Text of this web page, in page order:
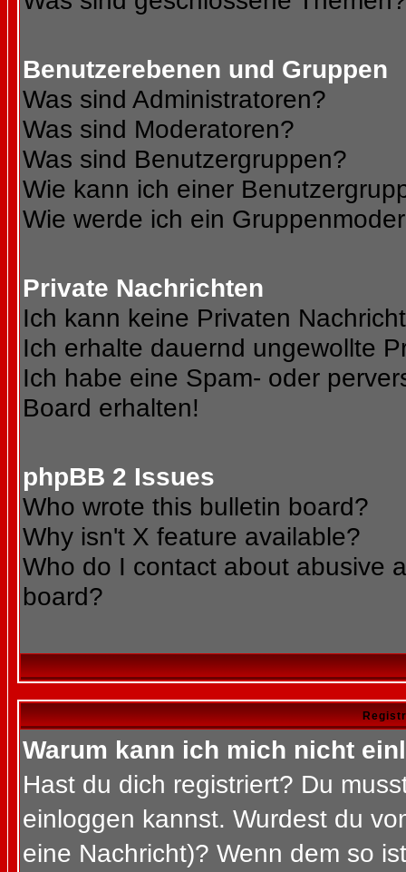
Benutzerebenen und Gruppen
Was sind Administratoren?
Was sind Moderatoren?
Was sind Benutzergruppen?
Wie kann ich einer
Wie werde ich ein
Private Nachrichten
Ich kann keine Privaten
Ich erhalte dauernd ungewollte
Ich habe eine Spam- oder
Board erhalten!
phpBB 2 Issues
Who wrote this bulletin board?
Why isn't X feature available?
Who do I contact about abusive
board?
Warum kann ich mich nicht
Hast du dich registriert? Du
einloggen kannst. Wurdest du
eine Nachricht)? Wenn dem so